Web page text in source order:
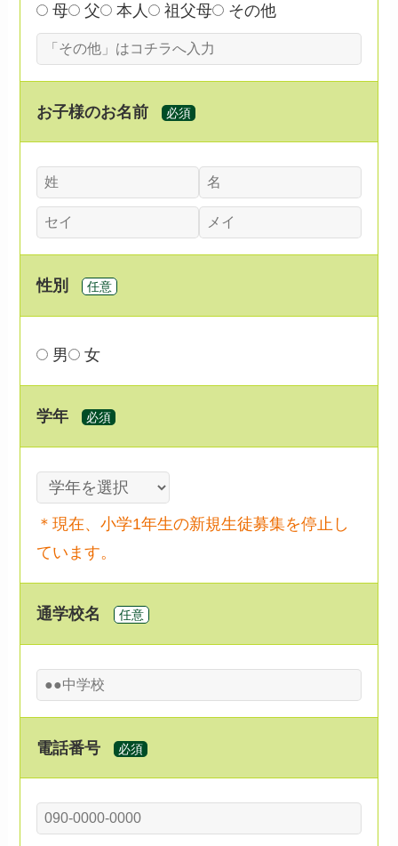
母 父 本人 祖父母 その他
お子様のお名前 必須
性別 任意
男 女
学年 必須
＊現在、小学1年生の新規生徒募集を停止し
ています。
通学校名 任意
電話番号 必須